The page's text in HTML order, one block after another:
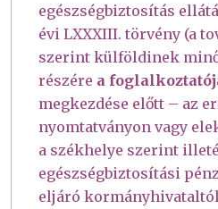
egészségbiztosítás
évi LXXXIII. törvény (a
szerint külföldinek
részére a
megkezdése előtt – az
nyomtatványon vagy
a székhelye szerint
egészségbiztosítási
eljáró